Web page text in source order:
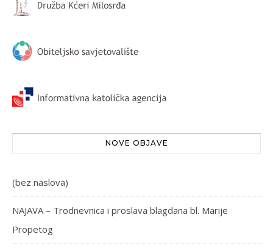
NOVE OBJAVE
(bez naslova)
NAJAVA – Trodnevnica i proslava blagdana bl. Marije
Propetog